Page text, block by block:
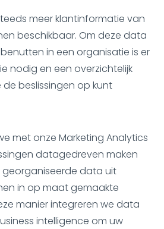
meer klantinformatie van
beschikbaar. Om deze data
in een organisatie is er
nodig en een overzichtelijk
beslissingen op kunt
met onze Marketing Analytics
datagedreven maken
data uit
in op maat gemaakte
manier integreren we data
intelligence om uw